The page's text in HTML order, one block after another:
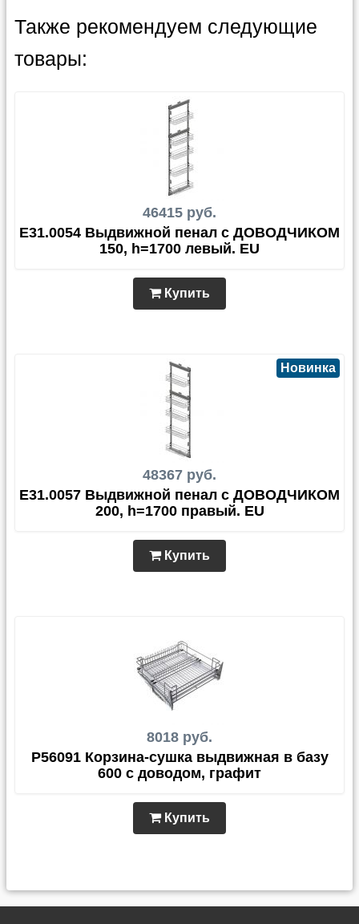
Также рекомендуем следующие
товары:
46415 руб.
E31.0054 Выдвижной пенал с ДОВОДЧИКОМ
150, h=1700 левый. EU
Купить
48367 руб.
Новинка
E31.0057 Выдвижной пенал с ДОВОДЧИКОМ
200, h=1700 правый. EU
Купить
8018 руб.
P56091 Корзина-сушка выдвижная в базу
600 с доводом, графит
Купить